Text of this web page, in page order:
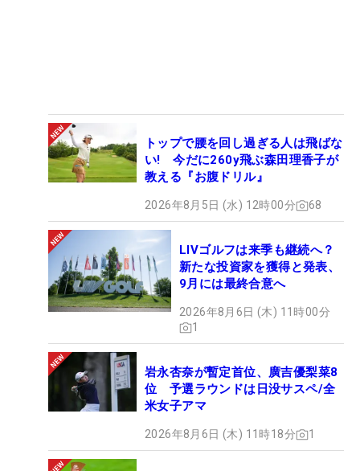
トップで腰を回し過ぎる人は飛ばな
い! 今だに260y飛ぶ森田理香子が
教える『お腹ドリル』
2026年8月5日 (水) 12時00分 68
LIVゴルフは来季も継続へ？
新たな投資家を獲得と発表、
9月には最終合意へ
2026年8月6日 (木) 11時00分
1
岩永杏奈が暫定首位、廣吉優梨菜8
位 予選ラウンドは日没サスペ/全
米女子アマ
2026年8月6日 (木) 11時18分 1